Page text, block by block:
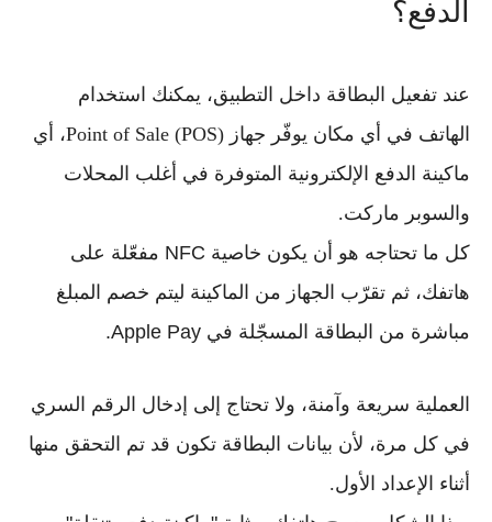
الدفع؟
عند تفعيل البطاقة داخل التطبيق، يمكنك استخدام
الهاتف في أي مكان يوفّر جهاز Point of Sale (POS)، أي
ماكينة الدفع الإلكترونية المتوفرة في أغلب المحلات
والسوبر ماركت.
كل ما تحتاجه هو أن يكون خاصية NFC مفعّلة على
هاتفك، ثم تقرّب الجهاز من الماكينة ليتم خصم المبلغ
مباشرة من البطاقة المسجّلة في Apple Pay
.
العملية سريعة وآمنة، ولا تحتاج إلى إدخال الرقم السري
في كل مرة، لأن بيانات البطاقة تكون قد تم التحقق منها
أثناء الإعداد الأول.